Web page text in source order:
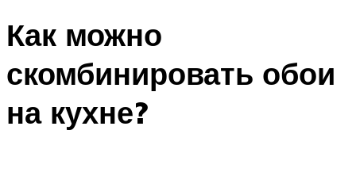
Как можно
скомбинировать обои
на кухне?